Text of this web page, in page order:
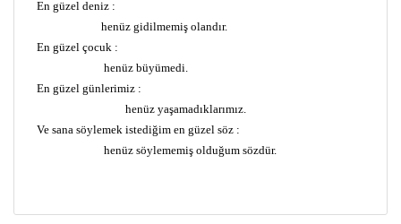
En güzel deniz :
henüz gidilmemiş olandır.
En güzel çocuk :
henüz büyümedi.
En güzel günlerimiz :
henüz yaşamadıklarımız.
Ve sana söylemek istediğim en güzel söz :
henüz söylememiş olduğum sözdür.